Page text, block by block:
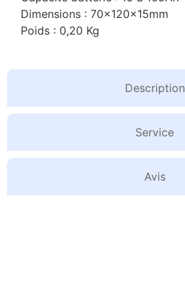
Description
Service
Avis
Dimensions : 70x120x15mm
Poids : 0,20 Kg